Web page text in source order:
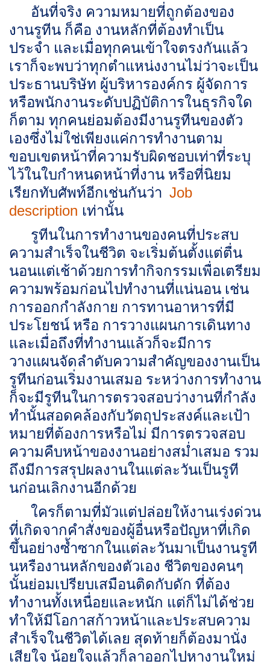
อันที่จริง ความหมายที่ถูกต้องของ
งานรูทีน ก็คือ งานหลักที่ต้องทำเป็น
ประจำ และเมื่อทุกคนเข้าใจตรงกันแล้ว
เราก็จะพบว่าทุกตำแหน่งงานไม่ว่าจะเป็น
ประธานบริษัท ผู้บริหารองค์กร ผู้จัดการ
หรือพนักงานระดับปฏิบัติการในธุรกิจใด
ก็ตาม ทุกคนย่อมต้องมีงานรูทีนของตัว
เองซึ่งไม่ใช่เพียงแค่การทำงานตาม
ขอบเขตหน้าที่ความรับผิดชอบเท่าที่ระบุ
ไว้ในใบกำหนดหน้าที่งาน หรือที่นิยม
เรียกทับศัพท์อีกเช่นกันว่า Job
description เท่านั้น
รูทีนในการทำงานของคนที่ประสบ
ความสำเร็จในชีวิต จะเริ่มต้นตั้งแต่ตื่น
นอนแต่เช้าด้วยการทำกิจกรรมเพื่อเตรียม
ความพร้อมก่อนไปทำงานที่แน่นอน เช่น
การออกกำลังกาย การทานอาหารที่มี
ประโยชน์ หรือ การวางแผนการเดินทาง
และเมื่อถึงที่ทำงานแล้วก็จะมีการ
วางแผนจัดลำดับความสำคัญของงานเป็น
รูทีนก่อนเริ่มงานเสมอ ระหว่างการทำงาน
ก็จะมีรูทีนในการตรวจสอบว่างานที่กำลัง
ทำนั้นสอดคล้องกับวัตถุประสงค์และเป้า
หมายที่ต้องการหรือไม่ มีการตรวจสอบ
ความคืบหน้าของงานอย่างสม่ำเสมอ รวม
ถึงมีการสรุปผลงานในแต่ละวันเป็นรูที
นก่อนเลิกงานอีกด้วย
ใครก็ตามที่มัวแต่ปล่อยให้งานเร่งด่วน
ที่เกิดจากคำสั่งของผู้อื่นหรือปัญหาที่เกิด
ขึ้นอย่างซ้ำซากในแต่ละวันมาเป็นงานรูที
นหรืองานหลักของตัวเอง ชีวิตของคนๆ
นั้นย่อมเปรียบเสมือนติดกับดัก ที่ต้อง
ทำงานทั้งเหนื่อยและหนัก แต่ก็ไม่ได้ช่วย
ทำให้มีโอกาสก้าวหน้าและประสบความ
สำเร็จในชีวิตได้เลย สุดท้ายก็ต้องมานั่ง
เสียใจ น้อยใจแล้วก็ลาออกไปหางานใหม่